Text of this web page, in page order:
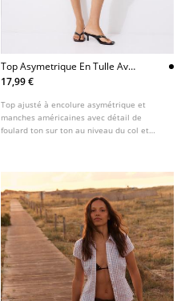
Top Asymetrique En Tulle Avec
Foulard
17,99 €
Top ajusté à encolure asymétrique et
manches américaines avec détail de
foulard ton sur ton au niveau du col et